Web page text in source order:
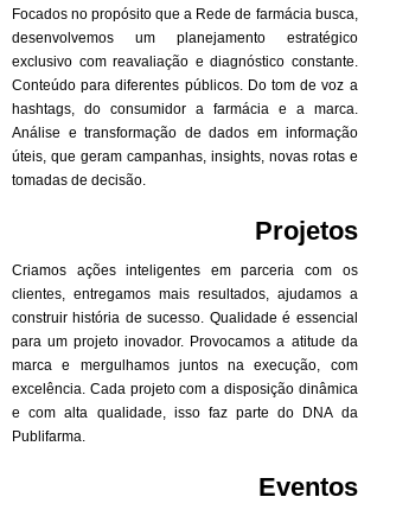
Focados no propósito que a Rede de farmácia busca,
desenvolvemos um planejamento estratégico
exclusivo com reavaliação e diagnóstico constante.
Conteúdo para diferentes públicos. Do tom de voz a
hashtags, do consumidor a farmácia e a marca.
Análise e transformação de dados em informação
úteis, que geram campanhas, insights, novas rotas e
tomadas de decisão.
Projetos
Criamos ações inteligentes em parceria com os
clientes, entregamos mais resultados, ajudamos a
construir história de sucesso. Qualidade é essencial
para um projeto inovador. Provocamos a atitude da
marca e mergulhamos juntos na execução, com
excelência. Cada projeto com a disposição dinâmica
e com alta qualidade, isso faz parte do DNA da
Publifarma.
Eventos